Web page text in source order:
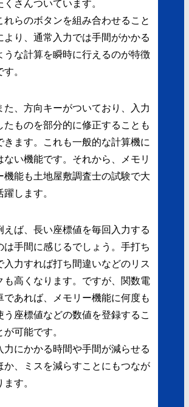
くさんついています。
れらのボタンを組み合わせること
より、通常入力では手間がかかる
うな計算を瞬時に行えるのが特徴
す。
た、方向キーがついており、入力
たものを部分的に修正することも
きます。これも一般的な計算機に
ない機能です。それから、メモリ
機能も土地屋敷調査士の試験で大
躍します。
えば、長い座標値を毎回入力する
は手間に感じるでしょう。手打ち
入力すれば打ち間違いなどのリス
も高くなります。ですが、関数電
であれば、メモリー機能に何度も
う座標値などの数値を登録するこ
が可能です。
力にかかる時間や手間が減らせる
か、ミスを減らすことにもつなが
ます。